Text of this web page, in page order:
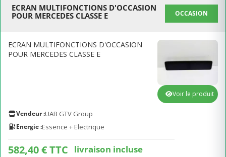
ECRAN MULTIFONCTIONS D'OCCASION
POUR MERCEDES CLASSE E
OCCASION
ECRAN MULTIFONCTIONS D'OCCASION
POUR MERCEDES CLASSE E
Vendeur :UAB GTV Group
Energie :Essence + Electrique
582,40 € TTC livraison incluse
Voir le produit